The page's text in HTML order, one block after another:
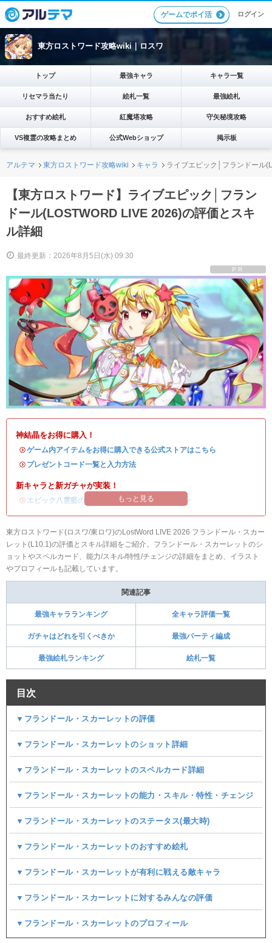
ゲームでポイ活 ログイン
東方ロストワード攻略wiki｜ロスワ
トップ 最強キャラ キャラ一覧
リセマラ当たり 絵札一覧 最強絵札
おすすめ絵札 紅魔塔攻略 守矢秘境攻略
VS複霊の攻略まとめ 公式Webショップ 掲示板
アルテマ 東方ロストワード攻略wiki キャラ ライブエピック│フランドール
【東方ロストワード】ライブエピック│フラン
ドール(LOSTWORD LIVE 2026)の評価とスキ
ル詳細
最終更新：2026年8月5日(水) 09:30
PR
神結晶をお得に購入！
・ゲーム内アイテムをお得に購入できる公式ストアはこちら
・ プレゼントコード一覧と入力方法
新キャラと新ガチャが実装！
・ エピック八雲藍の評価 ガチャシミュ/ 引くべきか
もっと見る
東方ロストワード(ロスワ/東ロワ)のLostWord LIVE 2026 フランドール・スカー
レット(L10.1)の評価とスキル詳細をご紹介。フランドール・スカーレットのシ
ョットやスペルカード、能力/スキル/特性/チェンジの詳細をまとめ、イラスト
やプロフィールも記載しています。
関連記事
最強キャラランキング 全キャラ評価一覧
ガチャはどれを引くべきか 最強パーティ編成
最強絵札ランキング 絵札一覧
目次
▼フランドール・スカーレットの評価
▼フランドール・スカーレットのショット詳細
▼フランドール・スカーレットのスペルカード詳細
▼フランドール・スカーレットの能力・スキル・特性・チェンジ
▼フランドール・スカーレットのステータス(最大時)
▼フランドール・スカーレットのおすすめ絵札
▼フランドール・スカーレットが有利に戦える敵キャラ
▼フランドール・スカーレットに対するみんなの評価
▼フランドール・スカーレットのプロフィール